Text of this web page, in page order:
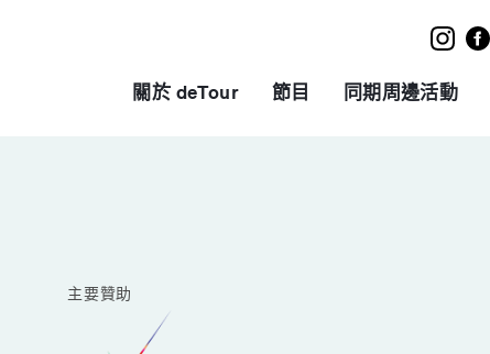
關於 deTour 節目 同期周邊活動
主要贊助